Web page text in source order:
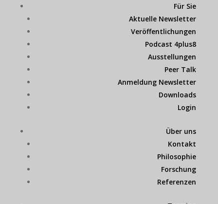
Für Sie
Aktuelle Newsletter
Veröffentlichungen
Podcast 4plus8
Ausstellungen
Peer Talk
Anmeldung Newsletter
Downloads
Login
Über uns
Kontakt
Philosophie
Forschung
Referenzen